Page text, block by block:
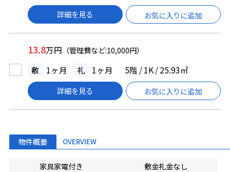
詳細を見る お気に入りに追加
13.8万円 （管理費など:10,000円）
敷 1ヶ月 礼 1ヶ月 5階 / 1K / 25.93㎡
詳細を見る お気に入りに追加
物件概要 OVERVIEW
家具家電付き
敷金礼金なし